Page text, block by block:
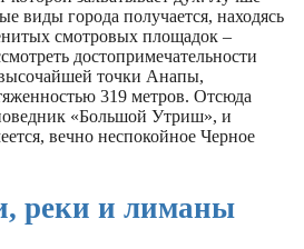
виды города получается, находясь
смотровых площадок –
достопримечательности
точки Анапы,
319 метров. Отсюда
«Большой Утриш», и
вечно неспокойное Черное
реки и лиманы